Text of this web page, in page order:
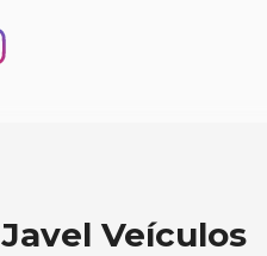
Javel Veículos